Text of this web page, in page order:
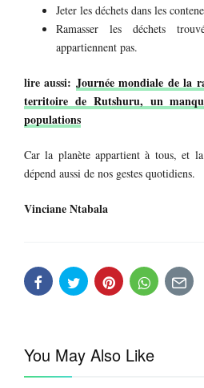
Jeter les déchets dans les
Ramasser les déchets
appartiennent pas.
lire aussi: Journée mondiale de la
territoire de Rutshuru, un
populations
Car la planète appartient à tous, et la
dépend aussi de nos gestes quotidiens.
Vinciane Ntabala
You May Also Like